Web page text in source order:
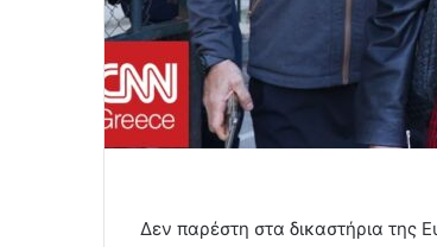
Δεν παρέστη στα δικαστήρια της